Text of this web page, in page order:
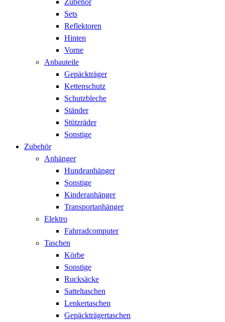
Sets
Reflektoren
Hinten
Vorne
Anbauteile
Gepäckträger
Kettenschutz
Schutzbleche
Ständer
Stützräder
Sonstige
Zubehör
Anhänger
Hundeanhänger
Sonstige
Kinderanhänger
Transportanhänger
Elektro
Fahrradcomputer
Taschen
Körbe
Sonstige
Rucksäcke
Satteltaschen
Lenkertaschen
Gepäckträgertaschen